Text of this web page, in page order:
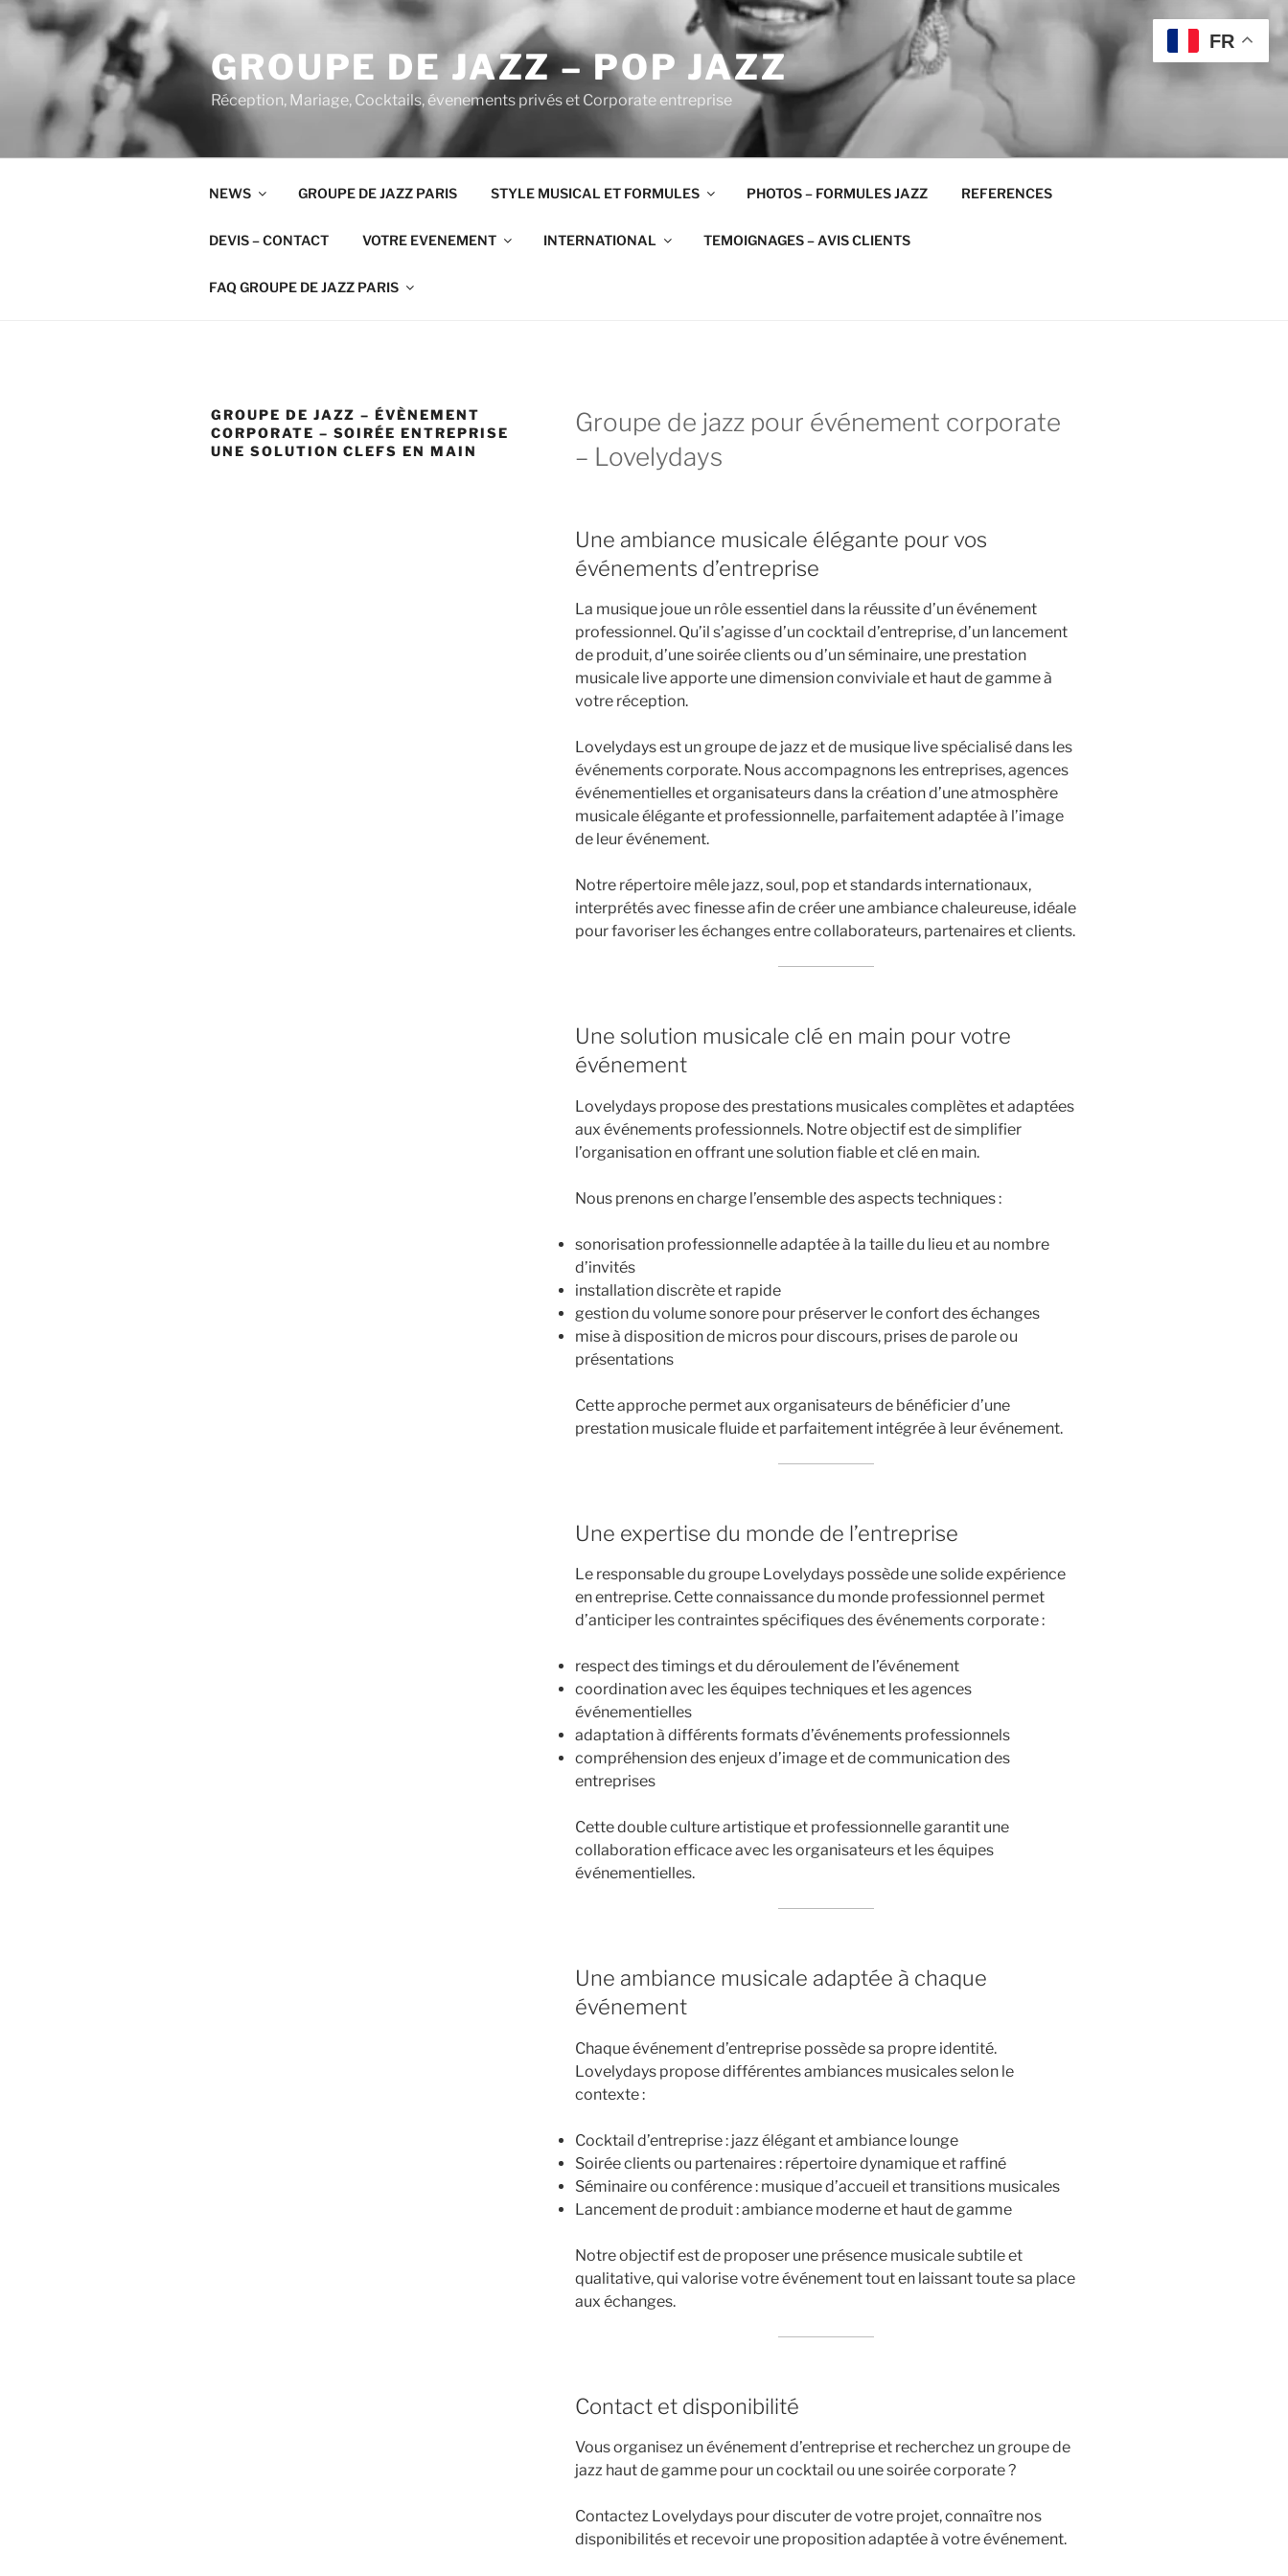
Aller
GROUPE DE JAZZ – POP JAZZ
Réception, Mariage, Cocktails, évenements privés et Corporate entreprise
NEWS GROUPE DE JAZZ PARIS STYLE MUSICAL ET FORMULES PHOTOS – FORMULES JAZZ REFERENCES
DEVIS – CONTACT VOTRE EVENEMENT INTERNATIONAL TEMOIGNAGES – AVIS CLIENTS
FAQ GROUPE DE JAZZ PARIS
GROUPE DE JAZZ – ÉVÈNEMENT
CORPORATE – SOIRÉE ENTREPRISE
UNE SOLUTION CLEFS EN MAIN
Groupe de jazz pour événement corporate
– Lovelydays
Une ambiance musicale élégante pour vos
événements d’entreprise
La musique joue un rôle essentiel dans la réussite d’un événement
professionnel. Qu’il s’agisse d’un cocktail d’entreprise, d’un lancement
de produit, d’une soirée clients ou d’un séminaire, une prestation
musicale live apporte une dimension conviviale et haut de gamme à
votre réception.
Lovelydays est un groupe de jazz et de musique live spécialisé dans les
événements corporate. Nous accompagnons les entreprises, agences
événementielles et organisateurs dans la création d’une atmosphère
musicale élégante et professionnelle, parfaitement adaptée à l’image
de leur événement.
Notre répertoire mêle jazz, soul, pop et standards internationaux,
interprétés avec finesse afin de créer une ambiance chaleureuse, idéale
pour favoriser les échanges entre collaborateurs, partenaires et clients.
Une solution musicale clé en main pour votre
événement
Lovelydays propose des prestations musicales complètes et adaptées
aux événements professionnels. Notre objectif est de simplifier
l’organisation en offrant une solution fiable et clé en main.
Nous prenons en charge l’ensemble des aspects techniques :
sonorisation professionnelle adaptée à la taille du lieu et au nombre
d’invités
installation discrète et rapide
gestion du volume sonore pour préserver le confort des échanges
mise à disposition de micros pour discours, prises de parole ou
présentations
Cette approche permet aux organisateurs de bénéficier d’une
prestation musicale fluide et parfaitement intégrée à leur événement.
Une expertise du monde de l’entreprise
Le responsable du groupe Lovelydays possède une solide expérience
en entreprise. Cette connaissance du monde professionnel permet
d’anticiper les contraintes spécifiques des événements corporate :
respect des timings et du déroulement de l’événement
coordination avec les équipes techniques et les agences
événementielles
adaptation à différents formats d’événements professionnels
compréhension des enjeux d’image et de communication des
entreprises
Cette double culture artistique et professionnelle garantit une
collaboration efficace avec les organisateurs et les équipes
événementielles.
Une ambiance musicale adaptée à chaque
événement
Chaque événement d’entreprise possède sa propre identité.
Lovelydays propose différentes ambiances musicales selon le
contexte :
Cocktail d’entreprise : jazz élégant et ambiance lounge
Soirée clients ou partenaires : répertoire dynamique et raffiné
Séminaire ou conférence : musique d’accueil et transitions musicales
Lancement de produit : ambiance moderne et haut de gamme
Notre objectif est de proposer une présence musicale subtile et
qualitative, qui valorise votre événement tout en laissant toute sa place
aux échanges.
Contact et disponibilité
Vous organisez un événement d’entreprise et recherchez un groupe de
jazz haut de gamme pour un cocktail ou une soirée corporate ?
Contactez Lovelydays pour discuter de votre projet, connaître nos
disponibilités et recevoir une proposition adaptée à votre événement.
FR